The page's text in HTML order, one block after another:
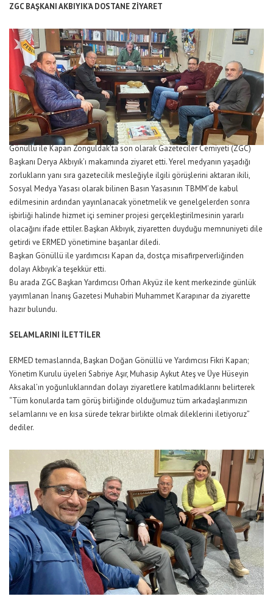
ZGC BAŞKANI AKBIYIK’A DOSTANE ZİYARET
Gönüllü ile Kapan Zonguldak’ta son olarak Gazeteciler Cemiyeti (ZGC)
Başkanı Derya Akbıyık’ı makamında ziyaret etti. Yerel medyanın yaşadığı
zorlukların yanı sıra gazetecilik mesleğiyle ilgili görüşlerini aktaran ikili,
Sosyal Medya Yasası olarak bilinen Basın Yasasının TBMM’de kabul
edilmesinin ardından yayınlanacak yönetmelik ve genelgelerden sonra
işbirliği halinde hizmet içi seminer projesi gerçekleştirilmesinin yararlı
olacağını ifade ettiler. Başkan Akbıyık, ziyaretten duyduğu memnuniyeti dile
getirdi ve ERMED yönetimine başarılar diledi.
Başkan Gönüllü ile yardımcısı Kapan da, dostça misafirperverliğinden
dolayı Akbıyık’a teşekkür etti.
Bu arada ZGC Başkan Yardımcısı Orhan Akyüz ile kent merkezinde günlük
yayımlanan İnanış Gazetesi Muhabiri Muhammet Karapınar da ziyarette
hazır bulundu.
SELAMLARINI İLETTİLER
ERMED temaslarında, Başkan Doğan Gönüllü ve Yardımcısı Fikri Kapan;
Yönetim Kurulu üyeleri Sabriye Aşır, Muhasip Aykut Ateş ve Üye Hüseyin
Aksakal’ın yoğunluklarından dolayı ziyaretlere katılmadıklarını belirterek
“Tüm konularda tam görüş birliğinde olduğumuz tüm arkadaşlarımızın
selamlarını ve en kısa sürede tekrar birlikte olmak dileklerini iletiyoruz”
dediler.